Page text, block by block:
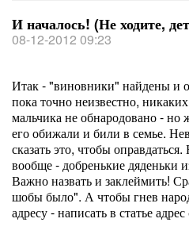
И началось! (Не ходите,
08-12-2012 09:23
Итак - "виновники" найдены и
пока точно неизвестно,
мальчика не обнародовано - но
его обижали и били в семье.
сказать это, чтобы
вообще - добренькие дяденьки
Важно назвать и заклеймить!
шобы было". А чтобы гнев
адресу - написать в статье